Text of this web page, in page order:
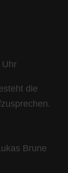
die
Brune